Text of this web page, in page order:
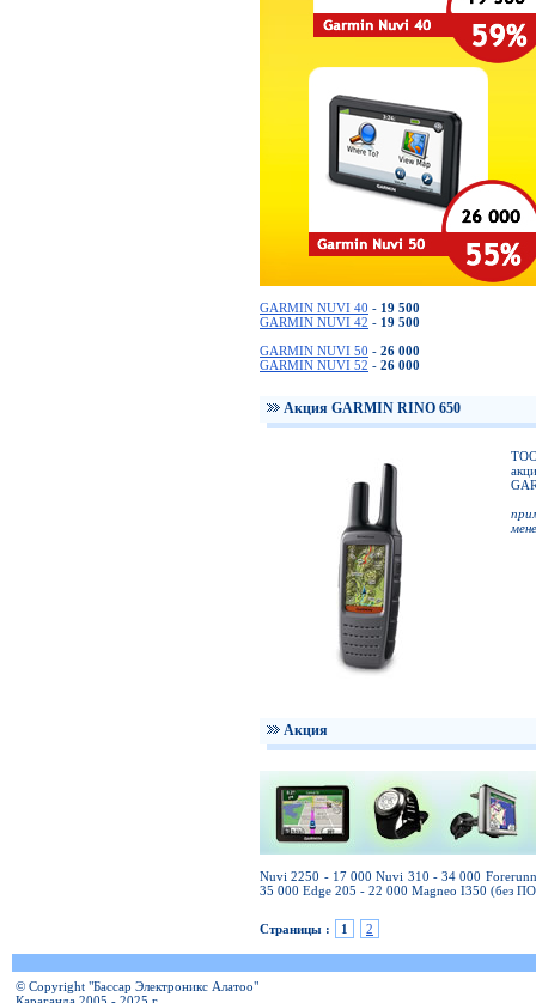
GARMIN NUVI 40 - 19 500
GARMIN NUVI 42 - 19 500
GARMIN NUVI 50 - 26 000
GARMIN NUVI 52 - 26 000
Акция GARMIN RINO 650
ТОО
Акция
Nuvi 2250 - 17 000 Nuvi 310 - 34 000
35 000 Edge 205 - 22 000 Magneo I350 (без
Страницы : 1 2
© Copyright "Бассар Электроникс Алатоо"